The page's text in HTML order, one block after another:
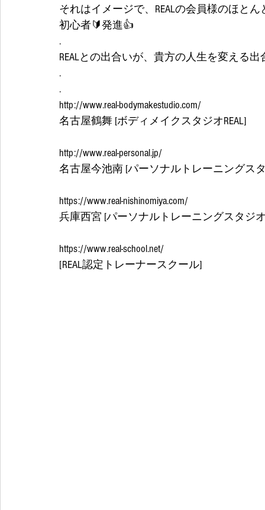
それはイメージで、REALの会員様のほとん
初心者🔰発進👍
.
REALとの出合いが、貴方の人生を変える
.
.
http://www.real-bodymakestudio.com/
名古屋鶴舞 [ボディメイクスタジオREAL]
http://www.real-personal.jp/
名古屋今池南 [パーソナルトレーニングスタ
https://www.real-nishinomiya.com/
兵庫西宮 [パーソナルトレーニングスタジオ
https://www.real-school.net/
[REAL認定トレーナースクール]